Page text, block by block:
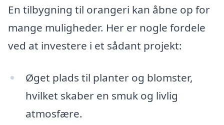
En tilbygning til orangeri kan åbne op for
mange muligheder. Her er nogle fordele
ved at investere i et sådant projekt:
Øget plads til planter og blomster,
hvilket skaber en smuk og livlig
atmosfære.